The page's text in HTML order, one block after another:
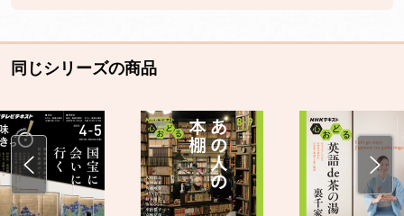
同じシリーズの商品